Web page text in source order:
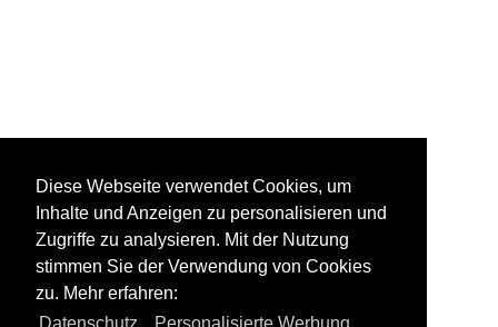
Diese Webseite verwendet Cookies, um
Inhalte und Anzeigen zu personalisieren und
Zugriffe zu analysieren. Mit der Nutzung
stimmen Sie der Verwendung von Cookies
zu. Mehr erfahren: